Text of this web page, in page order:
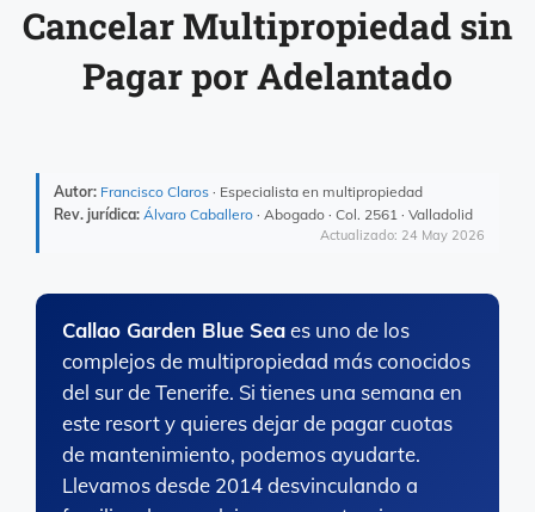
Cancelar Multipropiedad sin
Pagar por Adelantado
Autor: Francisco Claros · Especialista en multipropiedad
Rev. jurídica: Álvaro Caballero · Abogado · Col. 2561 · Valladolid
Actualizado: 24 May 2026
Callao Garden Blue Seaes uno de los
complejos de multipropiedad más conocidos
del sur de Tenerife. Si tienes una semana en
este resort y quieres dejar de pagar cuotas
de mantenimiento, podemos ayudarte.
Llevamos desde 2014 desvinculando a